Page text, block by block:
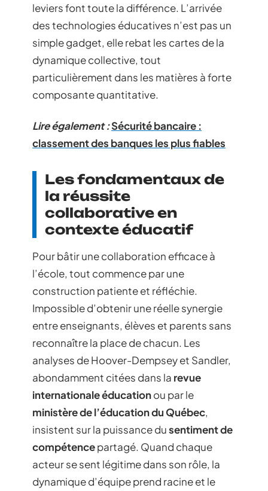
leviers font toute la différence. L’arrivée
des technologies éducatives n’est pas un
simple gadget, elle rebat les cartes de la
dynamique collective, tout
particulièrement dans les matières à forte
composante quantitative.
Lire également :Sécurité bancaire :
classement des banques les plus fiables
Les fondamentaux de
la réussite
collaborative en
contexte éducatif
Pour bâtir une collaboration efficace à
l’école, tout commence par une
construction patiente et réfléchie.
Impossible d’obtenir une réelle synergie
entre enseignants, élèves et parents sans
reconnaître la place de chacun. Les
analyses de Hoover-Dempsey et Sandler,
abondamment citées dans la revue
internationale éducationou par le
ministère de l’éducation du Québec,
insistent sur la puissance dusentiment de
compétencepartagé. Quand chaque
acteur se sent légitime dans son rôle, la
dynamique d’équipe prend racine et le